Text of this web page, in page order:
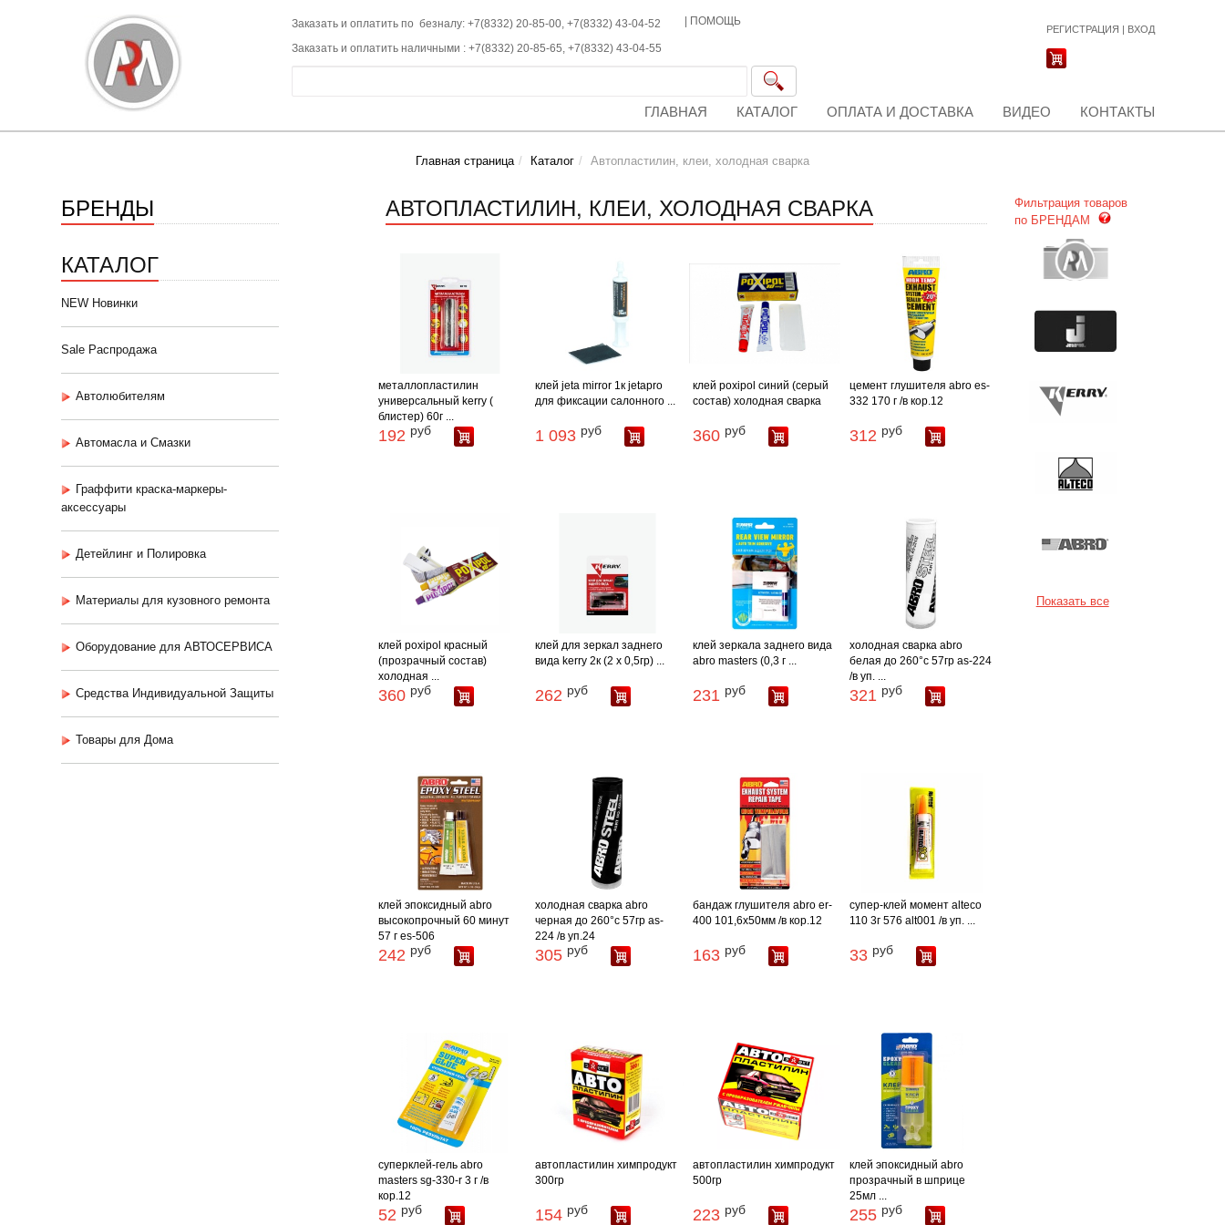
Заказать и оплатить по безналу: +7(8332) 20-85-00, +7(8332) 43-04-52
Заказать и оплатить наличными : +7(8332) 20-85-65, +7(8332) 43-04-55
ПОМОЩЬ
РЕГИСТРАЦИЯ | ВХОД
ГЛАВНАЯ КАТАЛОГ ОПЛАТА И ДОСТАВКА ВИДЕО КОНТАКТЫ
Главная страница Каталог Автопластилин, клеи, холодная сварка
БРЕНДЫ
КАТАЛОГ
NEW Новинки
Sale Распродажа
Автолюбителям
Автомасла и Смазки
Граффити краска-маркеры-
аксессуары
Детейлинг и Полировка
Материалы для кузовного ремонта
Оборудование для АВТОСЕРВИСА
Средства Индивидуальной Защиты
Товары для Дома
АВТОПЛАСТИЛИН, КЛЕИ, ХОЛОДНАЯ СВАРКА
металлопластилин
универсальный kerry (
блистер) 60г ...
192 руб
клей jeta mirror 1к jetapro
для фиксации салонного ...
1 093 руб
клей poxipol синий (серый
состав) холодная сварка
360 руб
цемент глушителя abro es-
332 170 г /в кор.12
312 руб
клей poxipol красный
(прозрачный состав)
холодная ...
360 руб
клей для зеркал заднего
вида kerry 2к (2 х 0,5гр) ...
262 руб
клей зеркала заднего вида
abro masters (0,3 г ...
231 руб
холодная сварка abro
белая до 260°с 57гр as-224
/в уп. ...
321 руб
клей эпоксидный abro
высокопрочный 60 минут
57 г es-506
242 руб
холодная сварка abro
черная до 260°с 57гр as-
224 /в уп.24
305 руб
бандаж глушителя abro er-
400 101,6х50мм /в кор.12
163 руб
супер-клей момент alteco
110 3г 576 alt001 /в уп. ...
33 руб
суперклей-гель abro
masters sg-330-r 3 г /в
кор.12
52 руб
автопластилин химпродукт
300гр
154 руб
автопластилин химпродукт
500гр
223 руб
клей эпоксидный abro
прозрачный в шприце
25мл ...
255 руб
Фильтрация товаров
по БРЕНДАМ
Показать все